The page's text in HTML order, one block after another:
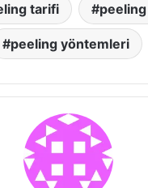
tarifi
peeling yöntemleri